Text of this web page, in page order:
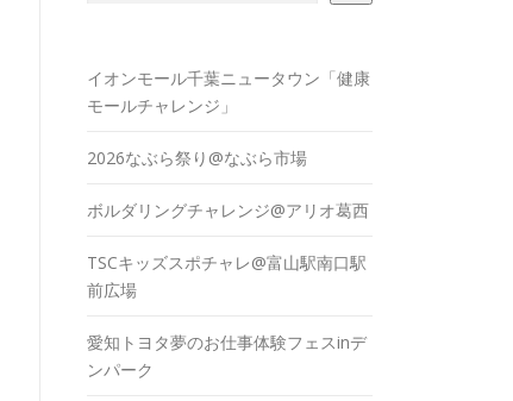
イオンモール千葉ニュータウン「健康
モールチャレンジ」
2026なぶら祭り@なぶら市場
ボルダリングチャレンジ@アリオ葛西
TSCキッズスポチャレ@富山駅南口駅
前広場
愛知トヨタ夢のお仕事体験フェスinデ
ンパーク